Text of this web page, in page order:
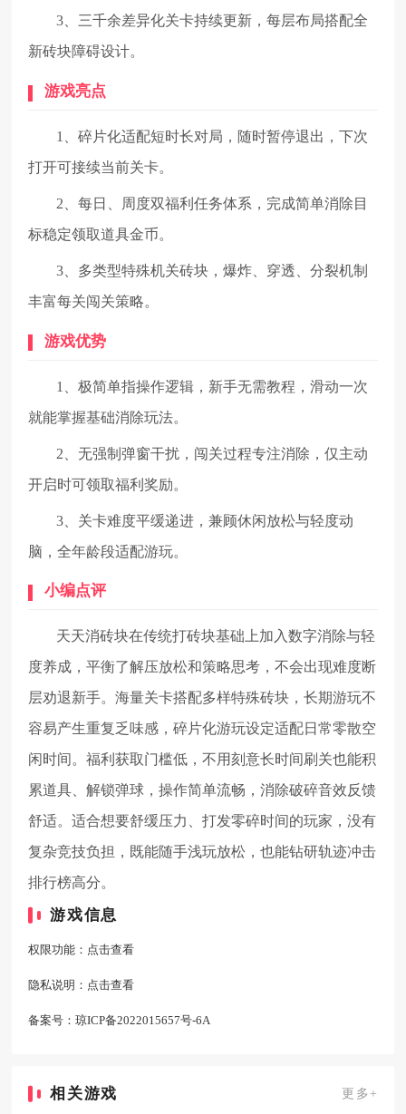
3、三千余差异化关卡持续更新，每层布局搭配全
新砖块障碍设计。
游戏亮点
1、碎片化适配短时长对局，随时暂停退出，下次
打开可接续当前关卡。
2、每日、周度双福利任务体系，完成简单消除目
标稳定领取道具金币。
3、多类型特殊机关砖块，爆炸、穿透、分裂机制
丰富每关闯关策略。
游戏优势
1、极简单指操作逻辑，新手无需教程，滑动一次
就能掌握基础消除玩法。
2、无强制弹窗干扰，闯关过程专注消除，仅主动
开启时可领取福利奖励。
3、关卡难度平缓递进，兼顾休闲放松与轻度动
脑，全年龄段适配游玩。
小编点评
天天消砖块在传统打砖块基础上加入数字消除与轻
度养成，平衡了解压放松和策略思考，不会出现难度断
层劝退新手。海量关卡搭配多样特殊砖块，长期游玩不
容易产生重复乏味感，碎片化游玩设定适配日常零散空
闲时间。福利获取门槛低，不用刻意长时间刷关也能积
累道具、解锁弹球，操作简单流畅，消除破碎音效反馈
舒适。适合想要舒缓压力、打发零碎时间的玩家，没有
复杂竞技负担，既能随手浅玩放松，也能钻研轨迹冲击
排行榜高分。
游戏信息
权限功能： 点击查看
隐私说明： 点击查看
备案号：琼ICP备2022015657号-6A
相关游戏 更多+